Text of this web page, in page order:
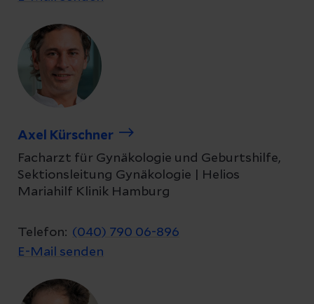
Axel Kürschner
Facharzt für Gynäkologie und Geburtshilfe,
Sektionsleitung Gynäkologie | Helios
Mariahilf Klinik Hamburg
Telefon: (040) 790 06-896
E-Mail senden